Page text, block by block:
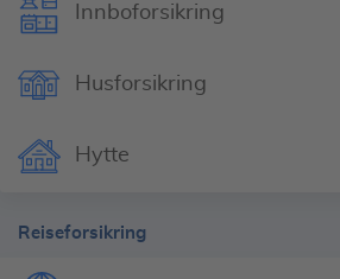
Innboforsikring
Husforsikring
Hytte
Reiseforsikring